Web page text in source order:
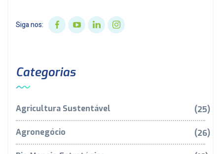
Siga nos:
Categorias
Agricultura Sustentável (25)
Agronegócio (26)